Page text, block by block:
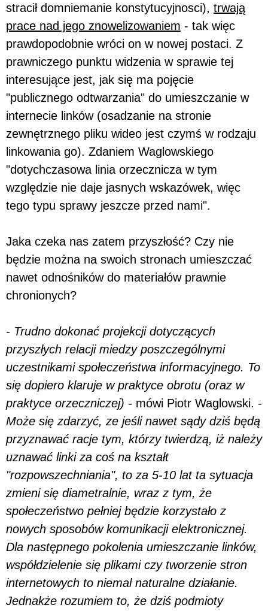
stracił domniemanie konstytucyjnosci), trwają
prace nad jego znowelizowaniem - tak więc
prawdopodobnie wróci on w nowej postaci. Z
prawniczego punktu widzenia w sprawie tej
interesujące jest, jak się ma pojęcie
"publicznego odtwarzania" do umieszczanie w
internecie linków (osadzanie na stronie
zewnętrznego pliku wideo jest czymś w rodzaju
linkowania go). Zdaniem Waglowskiego
"dotychczasowa linia orzecznicza w tym
względzie nie daje jasnych wskazówek, więc
tego typu sprawy jeszcze przed nami".
Jaka czeka nas zatem przyszłość? Czy nie
będzie można na swoich stronach umieszczać
nawet odnośników do materiałów prawnie
chronionych?
- Trudno dokonać projekcji dotyczących
przyszłych relacji miedzy poszczególnymi
uczestnikami społeczeństwa informacyjnego. To
się dopiero klaruje w praktyce obrotu (oraz w
praktyce orzeczniczej) - mówi Piotr Waglowski. -
Może się zdarzyć, ze jeśli nawet sądy dziś będą
przyznawać racje tym, którzy twierdzą, iż należy
uznawać linki za coś na kształt
"rozpowszechniania", to za 5-10 lat ta sytuacja
zmieni się diametralnie, wraz z tym, że
społeczeństwo pełniej będzie korzystało z
nowych sposobów komunikacji elektronicznej.
Dla następnego pokolenia umieszczanie linków,
współdzielenie się plikami czy tworzenie stron
internetowych to niemal naturalne działanie.
Jednakże rozumiem to, że dziś podmioty